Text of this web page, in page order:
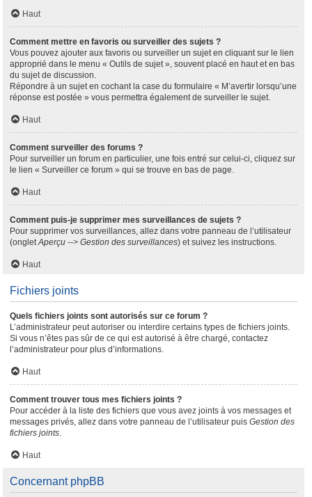
Haut
Comment mettre en favoris ou surveiller des sujets ?
Vous pouvez ajouter aux favoris ou surveiller un sujet en cliquant sur le lien
approprié dans le menu « Outils de sujet », souvent placé en haut et en bas
du sujet de discussion.
Répondre à un sujet en cochant la case du formulaire « M’avertir lorsqu’une
réponse est postée » vous permettra également de surveiller le sujet.
Haut
Comment surveiller des forums ?
Pour surveiller un forum en particulier, une fois entré sur celui-ci, cliquez sur
le lien « Surveiller ce forum » qui se trouve en bas de page.
Haut
Comment puis-je supprimer mes surveillances de sujets ?
Pour supprimer vos surveillances, allez dans votre panneau de l’utilisateur
(ongletAperçu --> Gestion des surveillances) et suivez les instructions.
Haut
Fichiers joints
Quels fichiers joints sont autorisés sur ce forum ?
L’administrateur peut autoriser ou interdire certains types de fichiers joints.
Si vous n’êtes pas sûr de ce qui est autorisé à être chargé, contactez
l’administrateur pour plus d’informations.
Haut
Comment trouver tous mes fichiers joints ?
Pour accéder à la liste des fichiers que vous avez joints à vos messages et
messages privés, allez dans votre panneau de l’utilisateur puis Gestion des
fichiers joints.
Haut
Concernant phpBB